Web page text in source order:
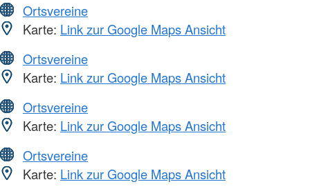
Ortsvereine
Karte: Link zur Google Maps Ansicht
Ortsvereine
Karte: Link zur Google Maps Ansicht
Ortsvereine
Karte: Link zur Google Maps Ansicht
Ortsvereine
Karte: Link zur Google Maps Ansicht